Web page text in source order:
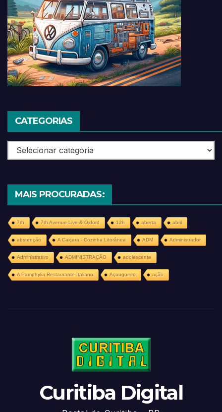
CATEGORIAS
Categorias
MAIS PROCURADAS:
7th 7th Avenue Live & Oxford 12h aberta abril
abstenção A Caiçara - Cozinha Litorânea ADM Administrador
Administrativo ADMINISTRAÇÃO adolescente
A Pamphylia Restaurante Italiano Açougueiro ação
Curitiba Digital